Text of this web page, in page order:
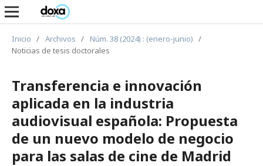
Inicio / Archivos / Núm. 38 (2024) : (enero-junio) /
Noticias de tesis doctorales
Transferencia e innovación
aplicada en la industria
audiovisual española: Propuesta
de un nuevo modelo de negocio
para las salas de cine de Madrid